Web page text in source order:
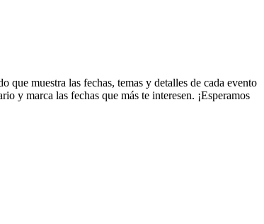
que muestra las fechas, temas y detalles de cada evento
y marca las fechas que más te interesen. ¡Esperamos